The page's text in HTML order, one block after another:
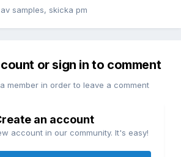
samples, skicka pm
or sign in to comment
member in order to leave a comment
an account
account in our community. It's easy!